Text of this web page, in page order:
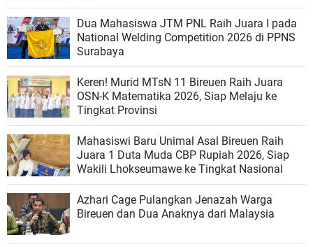
Dua Mahasiswa JTM PNL Raih Juara I pada
National Welding Competition 2026 di PPNS
Surabaya
Keren! Murid MTsN 11 Bireuen Raih Juara
OSN-K Matematika 2026, Siap Melaju ke
Tingkat Provinsi
Mahasiswi Baru Unimal Asal Bireuen Raih
Juara 1 Duta Muda CBP Rupiah 2026, Siap
Wakili Lhokseumawe ke Tingkat Nasional
Azhari Cage Pulangkan Jenazah Warga
Bireuen dan Dua Anaknya dari Malaysia